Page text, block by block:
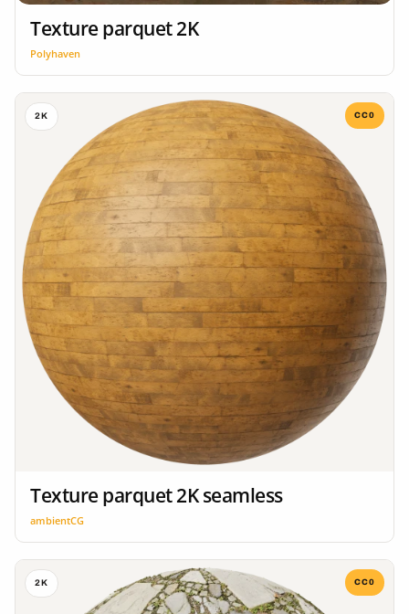
Texture parquet 2K
Polyhaven
2K CC0
Texture parquet 2K seamless
ambientCG
2K CC0